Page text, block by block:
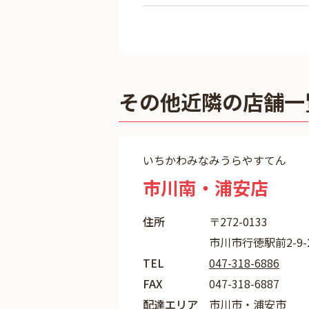
その他近隣の店舗
いちかわみなみうらやすてん
市川南・浦安店
住所
〒272-0133
市川市行徳駅前2-
TEL
047-318-6886
FAX
047-318-6887
配達エリア
市川市・浦安市